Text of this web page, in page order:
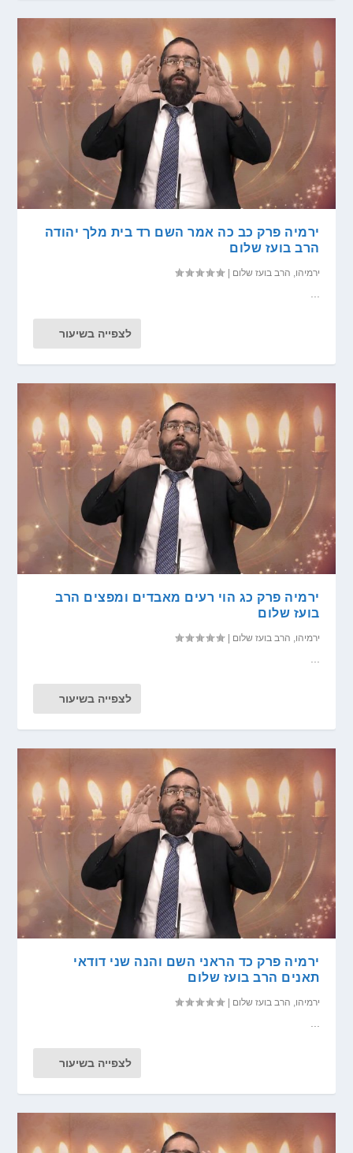
ירמיה פרק כב כה אמר השם רד בית מלך יהודה
הרב בועז שלום
ירמיהו הרב בועז שלום |
לצפייה בשיעור
ירמיה פרק כג הוי רעים מאבדים ומפצים הרב
בועז שלום
ירמיהו הרב בועז שלום |
לצפייה בשיעור
ירמיה פרק כד הראני השם והנה שני דודאי
תאנים הרב בועז שלום
ירמיהו, הרב בועז שלום |
...
לצפייה בשיעור